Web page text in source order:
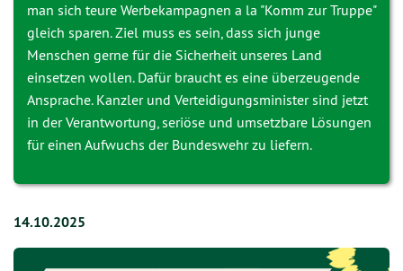
man sich teure Werbekampagnen a la "Komm zur Truppe"
gleich sparen. Ziel muss es sein, dass sich junge
Menschen gerne für die Sicherheit unseres Land
einsetzen wollen. Dafür braucht es eine überzeugende
Ansprache. Kanzler und Verteidigungsminister sind jetzt
in der Verantwortung, seriöse und umsetzbare Lösungen
für einen Aufwuchs der Bundeswehr zu liefern.
14.10.2025